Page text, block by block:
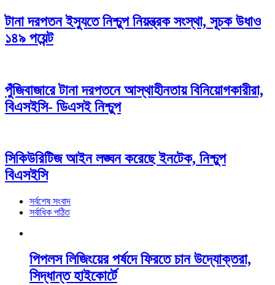
টানা দরপতন ইস্যুতে নিশ্চুপ নিয়ন্ত্রক সংস্থা, সূচক উধাও
১৪৯ পয়েন্ট
পুঁজিবাজারে টানা দরপতনে আস্থাহীনতায় বিনিয়োগকারীরা,
বিএসইসি- ডিএসই নিশ্চুপ
সিকিউরিটিজ আইন লঙ্ঘন করেছে ইনটেক, নিশ্চুপ
বিএসইসি
সর্বশেষ সংবাদ
সর্বাধিক পঠিত
পিপলস লিজিংয়ের পর্ষদে ফিরতে চান উদ্যোক্তরা,
সিদ্ধান্ত হাইকোর্টে